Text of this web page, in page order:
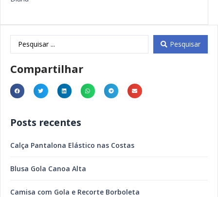
Pesquisar
Compartilhar
Posts recentes
Calça Pantalona Elástico nas Costas
Blusa Gola Canoa Alta
Camisa com Gola e Recorte Borboleta